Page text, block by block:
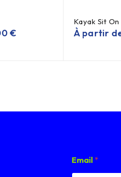
€
Kayak Sit
À partir
m
a
Email *